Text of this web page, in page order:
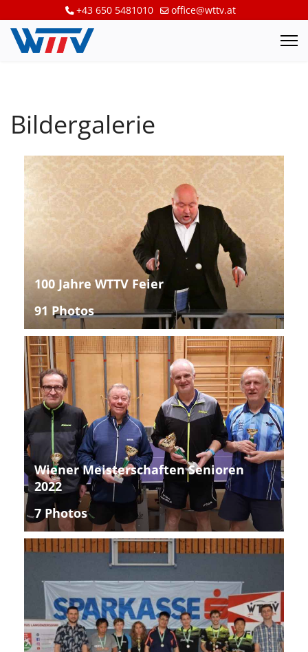
+43 650 5481010 office@wttv.at
Bildergalerie
100 Jahre WTTV Feier
91 Photos
Wiener Meisterschaften Senioren
2022
7 Photos